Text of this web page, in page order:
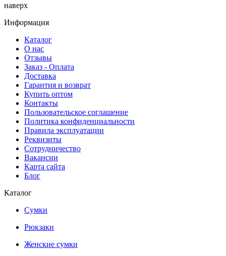
наверх
Информация
Каталог
О нас
Отзывы
Заказ - Оплата
Доставка
Гарантия и возврат
Купить оптом
Контакты
Пользовательское соглашение
Политика конфиденциальности
Правила эксплуатации
Реквизиты
Сотрудничество
Вакансии
Карта сайта
Блог
Каталог
Сумки
Рюкзаки
Женские сумки